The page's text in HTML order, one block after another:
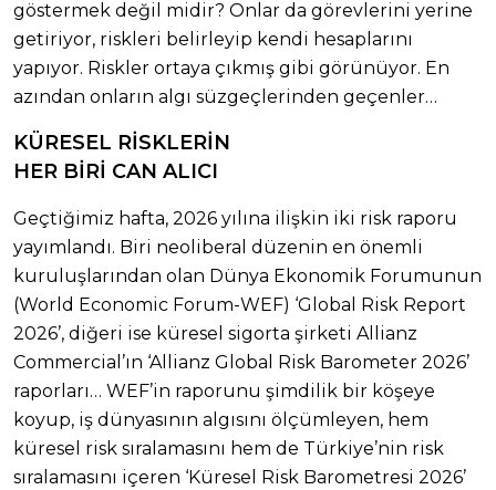
göstermek değil midir? Onlar da görevlerini yerine
getiriyor, riskleri belirleyip kendi hesaplarını
yapıyor. Riskler ortaya çıkmış gibi görünüyor. En
azından onların algı süzgeçlerinden geçenler…
KÜRESEL RİSKLERİN
HER BİRİ CAN ALICI
Geçtiğimiz hafta, 2026 yılına ilişkin iki risk raporu
yayımlandı. Biri neoliberal düzenin en önemli
kuruluşlarından olan Dünya Ekonomik Forumunun
(World Economic Forum-WEF) ‘Global Risk Report
2026’, diğeri ise küresel sigorta şirketi Allianz
Commercial’ın ‘Allianz Global Risk Barometer 2026’
raporları… WEF’in raporunu şimdilik bir köşeye
koyup, iş dünyasının algısını ölçümleyen, hem
küresel risk sıralamasını hem de Türkiye’nin risk
sıralamasını içeren ‘Küresel Risk Barometresi 2026’